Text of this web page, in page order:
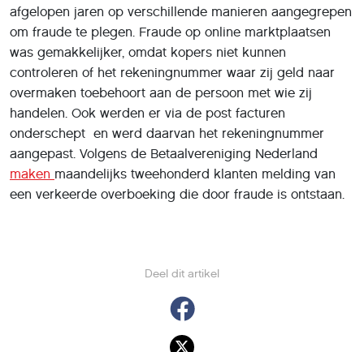
Deel dit artikel
afgelopen jaren op verschillende manieren aangegrepen
om fraude te plegen. Fraude op online marktplaatsen
was gemakkelijker, omdat kopers niet kunnen
controleren of het rekeningnummer waar zij geld naar
overmaken toebehoort aan de persoon met wie zij
handelen. Ook werden er via de post facturen
onderschept en werd daarvan het rekeningnummer
aangepast. Volgens de Betaalvereniging Nederland
maken maandelijks tweehonderd klanten melding van
een verkeerde overboeking die door fraude is ontstaan.